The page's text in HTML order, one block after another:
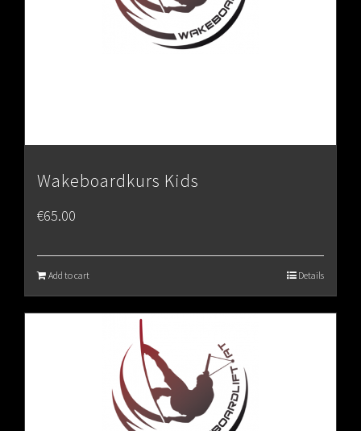
Wakeboardkurs Kids
€65.00
Add to cart Details